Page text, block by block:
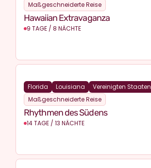
Maßgeschneiderte Reise
Hawaiian Extravaganza
9 TAGE / 8 NÄCHTE
Florida Louisiana
Vereinigten Staaten
Maßgeschneiderte Reise
Rhythmen des Südens
14 TAGE / 13 NÄCHTE